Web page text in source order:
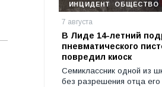
ИНЦИДЕНТ ОБЩЕСТВО
7 августа
В Лиде 14-летний
пневматического
повредил киоск
Семиклассник одной из
без разрешения отца его